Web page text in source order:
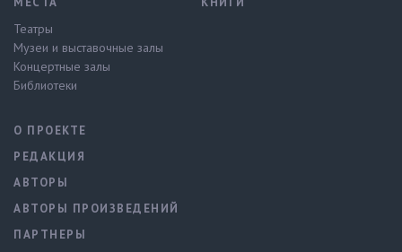
Театры
Музеи и выставочные залы
Концертные залы
Библиотеки
О ПРОЕКТЕ
РЕДАКЦИЯ
АВТОРЫ
АВТОРЫ ПРОИЗВЕДЕНИЙ
ПАРТНЕРЫ